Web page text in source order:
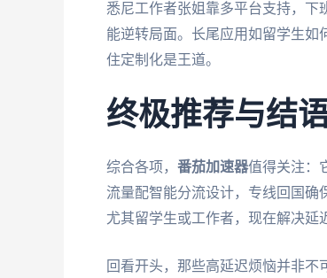
悉尼工作者张姐靠多平台支持，下
能逆转局面。长尾应用如留学生
住定制化是王道。
终极推荐与结
综合各项， 番茄加速器值得关注：
流量配智能分流设计，专线回国确
尤其留学生或工作者，现在解决延
回看开头，那些高延迟烦恼并非